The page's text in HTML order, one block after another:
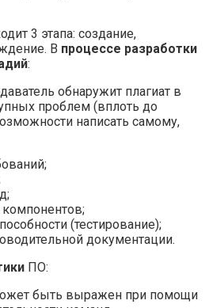
3 этапа: создание,
В процессе разработки
:
обнаружит плагиат в
проблем (вплоть до
написать самому,
компонентов;
(тестирование);
документации.
ПО:
быть выражен при помощи